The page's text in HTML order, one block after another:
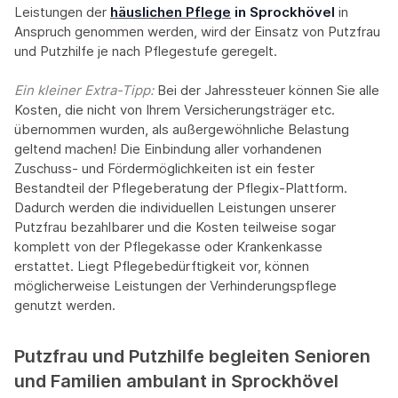
Leistungen der häuslichen Pflege in Sprockhövel in
Anspruch genommen werden, wird der Einsatz von Putzfrau
und Putzhilfe je nach Pflegestufe geregelt.
Ein kleiner Extra-Tipp:‍ Bei der Jahressteuer können Sie alle
Kosten, die nicht von Ihrem Versicherungsträger etc.
übernommen wurden, als außergewöhnliche Belastung
geltend machen! Die Einbindung aller vorhandenen
Zuschuss- und Fördermöglichkeiten ist ein fester
Bestandteil der Pflegeberatung der Pflegix-Plattform.
Dadurch werden die individuellen Leistungen unserer
Putzfrau bezahlbarer und die Kosten teilweise sogar
komplett von der Pflegekasse oder Krankenkasse
erstattet. Liegt Pflegebedürftigkeit vor, können
möglicherweise Leistungen der Verhinderungspflege
genutzt werden.
Putzfrau und Putzhilfe begleiten Senioren
und Familien ambulant in Sprockhövel